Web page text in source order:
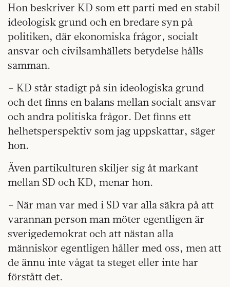
Hon beskriver KD som ett parti med en stabil
ideologisk grund och en bredare syn på
politiken, där ekonomiska frågor, socialt
ansvar och civilsamhällets betydelse hålls
samman.
– KD står stadigt på sin ideologiska grund
och det finns en balans mellan socialt ansvar
och andra politiska frågor. Det finns ett
helhetsperspektiv som jag uppskattar, säger
hon.
Även partikulturen skiljer sig åt markant
mellan SD och KD, menar hon.
– När man var med i SD var alla säkra på att
varannan person man möter egentligen är
sverigedemokrat och att nästan alla
människor egentligen håller med oss, men att
de ännu inte vågat ta steget eller inte har
förstått det.